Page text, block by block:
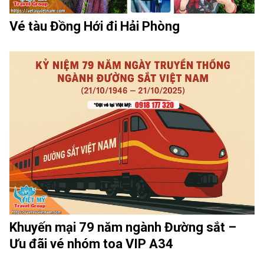
Vé tàu Đồng Hới đi Hải Phòng
Khuyến mại 79 năm ngành Đường sắt –
Ưu đãi vé nhóm toa VIP A34